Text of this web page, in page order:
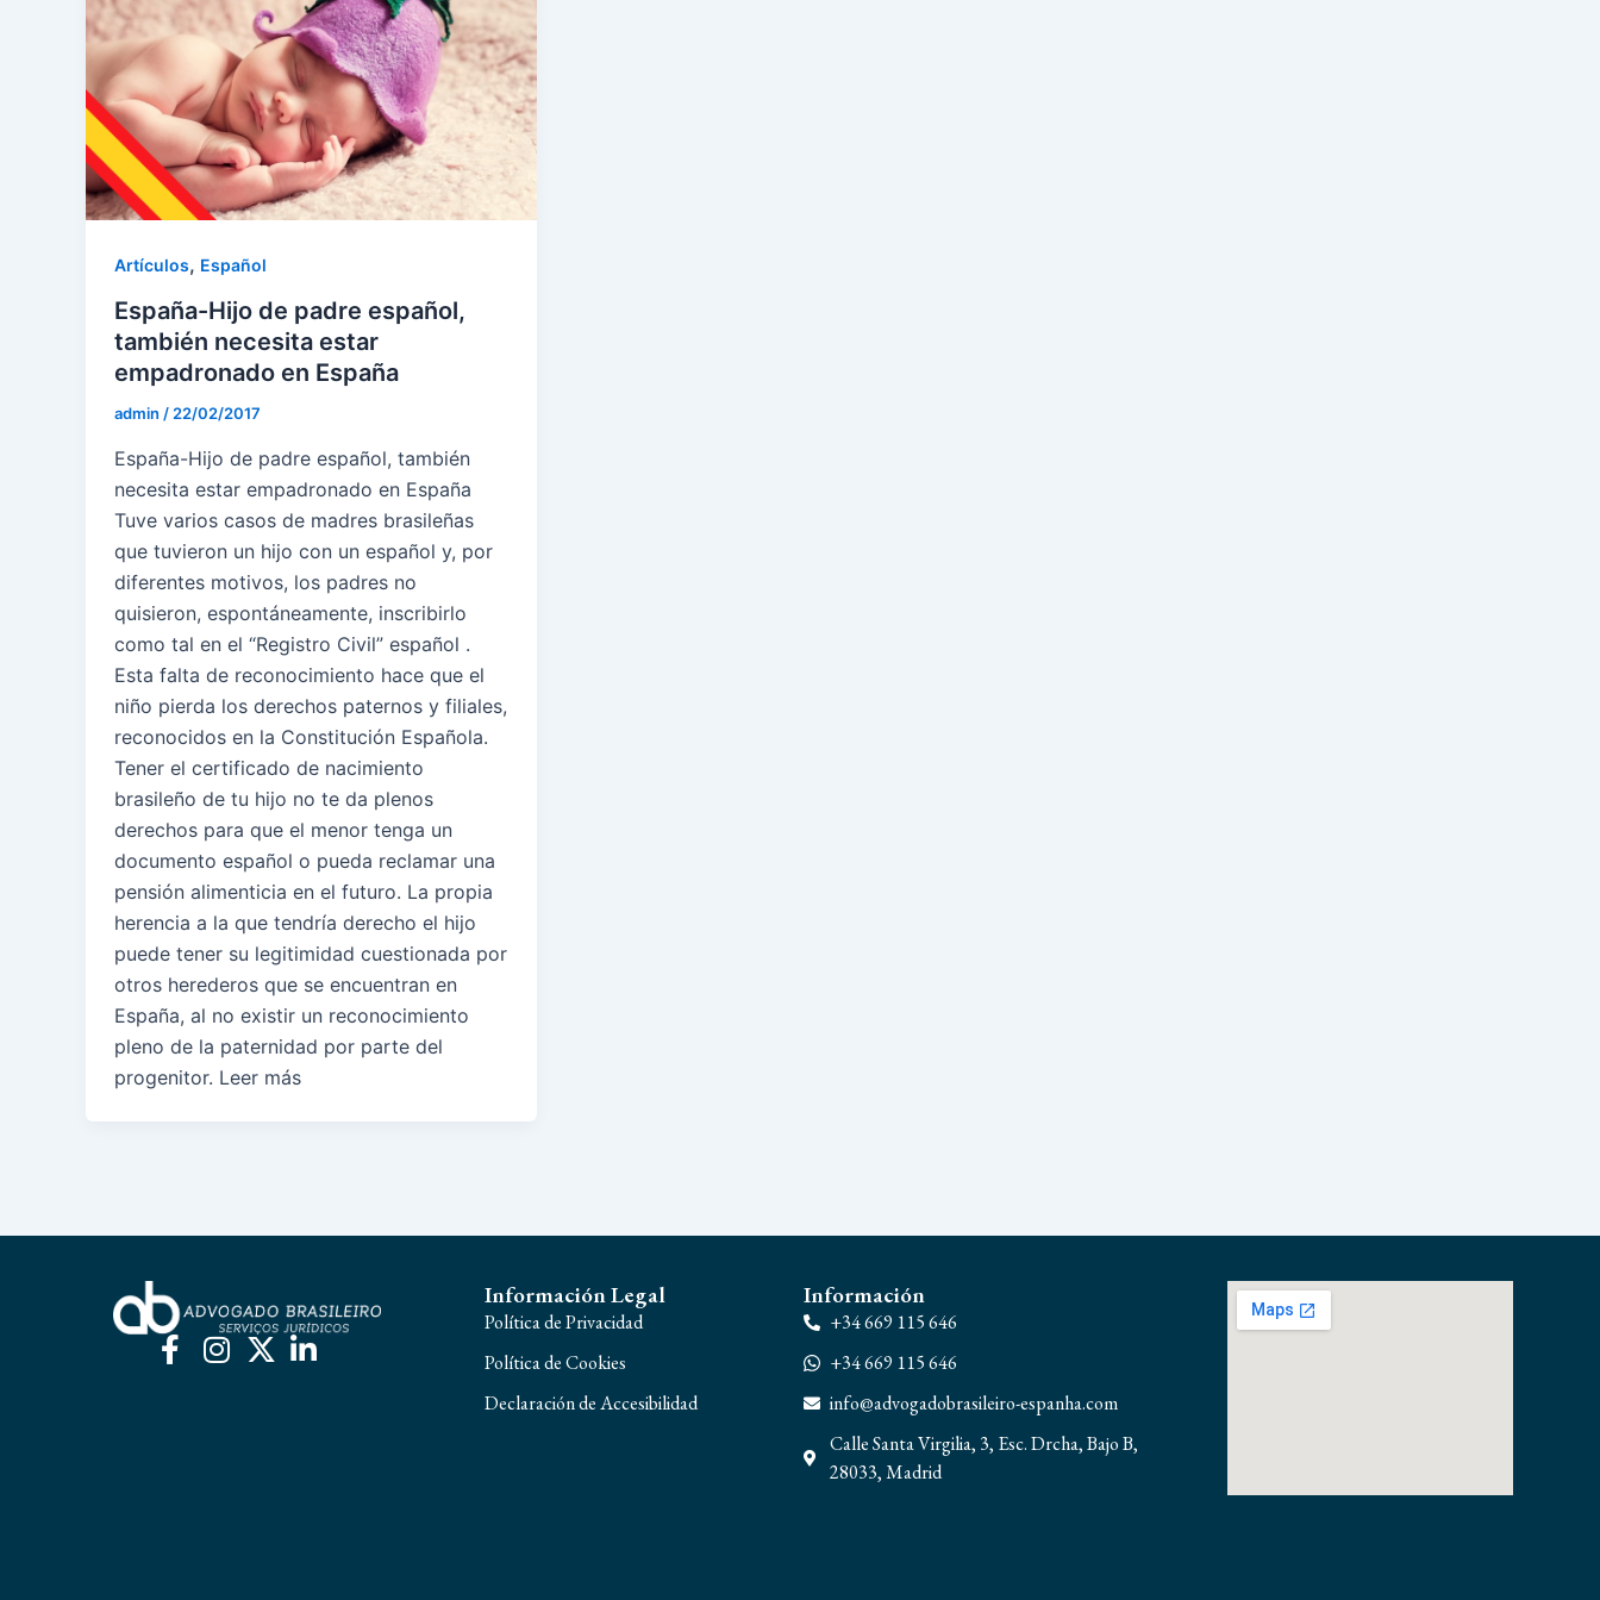
Artículos, Español
España-Hijo de padre español,
también necesita estar
empadronado en España
admin / 22/02/2017
España-Hijo de padre español, también
necesita estar empadronado en España
Tuve varios casos de madres brasileñas
que tuvieron un hijo con un español y, por
diferentes motivos, los padres no
quisieron, espontáneamente, inscribirlo
como tal en el “Registro Civil” español .
Esta falta de reconocimiento hace que el
niño pierda los derechos paternos y filiales,
reconocidos en la Constitución Española.
Tener el certificado de nacimiento
brasileño de tu hijo no te da plenos
derechos para que el menor tenga un
documento español o pueda reclamar una
pensión alimenticia en el futuro. La propia
herencia a la que tendría derecho el hijo
puede tener su legitimidad cuestionada por
otros herederos que se encuentran en
España, al no existir un reconocimiento
pleno de la paternidad por parte del
progenitor. Leer más
Información Legal
Política de Privacidad
Política de Cookies
Declaración de Accesibilidad
Información
+34 669 115 646
+34 669 115 646
info@advogadobrasileiro-espanha.com
Calle Santa Virgilia, 3, Esc. Drcha, Bajo B,
28033, Madrid